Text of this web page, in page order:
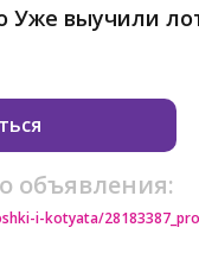
Уже выучили
объявления:
i-kotyata/